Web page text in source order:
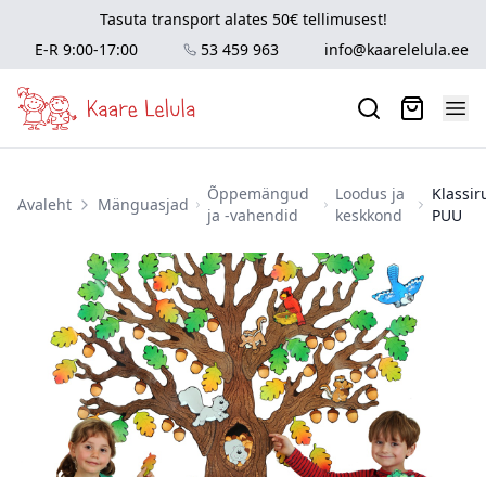
Tasuta transport alates 50€ tellimusest!
E-R 9:00-17:00
53 459 963 info@kaarelelula.ee
Avaleht Mänguasjad
Õppemängud
ja -vahendid
Loodus ja
keskkond
PUU